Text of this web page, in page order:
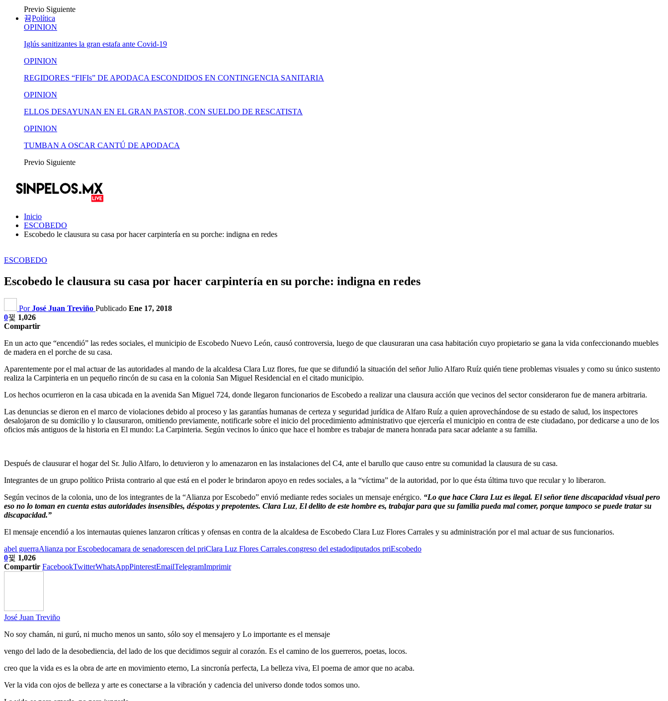
Previo Siguiente
Política
OPINION
Iglús sanitizantes la gran estafa ante Covid-19
OPINION
REGIDORES “FIFIs” DE APODACA ESCONDIDOS EN CONTINGENCIA SANITARIA
OPINION
ELLOS DESAYUNAN EN EL GRAN PASTOR, CON SUELDO DE RESCATISTA
OPINION
TUMBAN A OSCAR CANTÚ DE APODACA
Previo Siguiente
Inicio
ESCOBEDO
Escobedo le clausura su casa por hacer carpintería en su porche: indigna en redes
ESCOBEDO
Escobedo le clausura su casa por hacer carpintería en su porche: indigna en redes
PorJosé Juan Treviño Publicado Ene 17, 2018
0
1,026
Compartir
En un acto que “encendió” las redes sociales, el municipio de Escobedo Nuevo León, causó controversia, luego de que clausuraran una casa habitación cuyo propietario se gana la vida confeccionando muebles
de madera en el porche de su casa.
Aparentemente por el mal actuar de las autoridades al mando de la alcaldesa Clara Luz flores, fue que se difundió la situación del señor Julio Alfaro Ruíz quién tiene problemas visuales y como su único sustento
realiza la Carpinteria en un pequeño rincón de su casa en la colonia San Miguel Residencial en el citado municipio.
Los hechos ocurrieron en la casa ubicada en la avenida San Miguel 724, donde llegaron funcionarios de Escobedo a realizar una clausura acción que vecinos del sector consideraron fue de manera arbitraria.
Las denuncias se dieron en el marco de violaciones debido al proceso y las garantías humanas de certeza y seguridad jurídica de Alfaro Ruíz a quien aprovechándose de su estado de salud, los inspectores
desalojaron de su domicilio y lo clausuraron, omitiendo previamente, notificarle sobre el inicio del procedimiento administrativo que ejercería el municipio en contra de este ciudadano, por dedicarse a uno de los
oficios más antiguos de la historia en El mundo: La Carpinteria. Según vecinos lo único que hace el hombre es trabajar de manera honrada para sacar adelante a su familia.
Después de clausurar el hogar del Sr. Julio Alfaro, lo detuvieron y lo amenazaron en las instalaciones del C4, ante el barullo que causo entre su comunidad la clausura de su casa.
Integrantes de un grupo político Priista contrario al que está en el poder le brindaron apoyo en redes sociales, a la “víctima” de la autoridad, por lo que ésta última tuvo que recular y lo liberaron.
Según vecinos de la colonia, uno de los integrantes de la “Alianza por Escobedo” envió mediante redes sociales un mensaje enérgico. “Lo que hace Clara Luz es ilegal. El señor tiene discapacidad visual pero
eso no lo toman en cuenta estas autoridades insensibles, déspotas y prepotentes. Clara Luz, El delito de este hombre es, trabajar para que su familia pueda mal comer, porque tampoco se puede tratar su
discapacidad.”
El mensaje encendió a los internautas quienes lanzaron críticas y ofensas en contra de la alcaldesa de Escobedo Clara Luz Flores Carrales y su administración por el mal actuar de sus funcionarios.
abel guerraAlianza por Escobedocamara de senadorescen del priClara Luz Flores Carrales.congreso del estadodiputados priEscobedo
0
1,026
Compartir FacebookTwitterWhatsAppPinterestEmailTelegramImprimir
José Juan Treviño
No soy chamán, ni gurú, ni mucho menos un santo, sólo soy el mensajero y Lo importante es el mensaje
vengo del lado de la desobediencia, del lado de los que decidimos seguir al corazón. Es el camino de los guerreros, poetas, locos.
creo que la vida es es la obra de arte en movimiento eterno, La sincronía perfecta, La belleza viva, El poema de amor que no acaba.
Ver la vida con ojos de belleza y arte es conectarse a la vibración y cadencia del universo donde todos somos uno.